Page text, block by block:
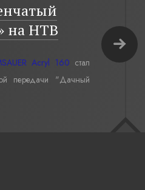
на НТВ
Acryl 160 стал
передачи "Дачный